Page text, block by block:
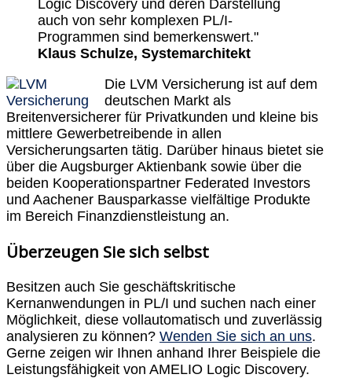
Logic Discovery und deren Darstellung
auch von sehr komplexen PL/I-
Programmen sind bemerkenswert."
Klaus Schulze, Systemarchitekt
Die LVM Versicherung ist auf dem
deutschen Markt als
Breitenversicherer für Privatkunden und kleine bis
mittlere Gewerbetreibende in allen
Versicherungsarten tätig. Darüber hinaus bietet sie
über die Augsburger Aktienbank sowie über die
beiden Kooperationspartner Federated Investors
und Aachener Bausparkasse vielfältige Produkte
im Bereich Finanzdienstleistung an.
Überzeugen Sie sich selbst
Besitzen auch Sie geschäftskritische
Kernanwendungen in PL/I und suchen nach einer
Möglichkeit, diese vollautomatisch und zuverlässig
analysieren zu können? Wenden Sie sich an uns.
Gerne zeigen wir Ihnen anhand Ihrer Beispiele die
Leistungsfähigkeit von AMELIO Logic Discovery.